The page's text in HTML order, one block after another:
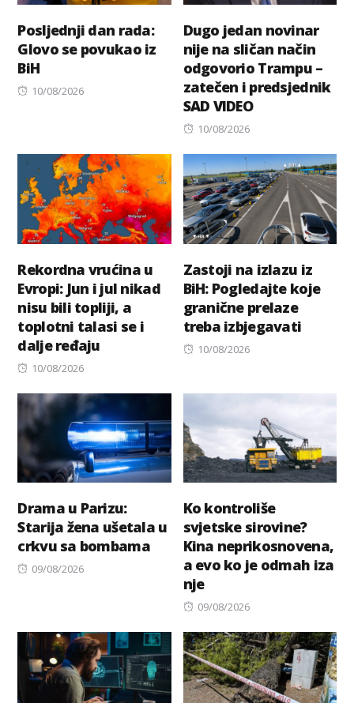
Posljednji dan rada:
Glovo se povukao iz
BiH
Posted
10/08/2026
Dugo jedan novinar
nije na sličan način
odgovorio Trampu –
zatečen i predsjednik
SAD VIDEO
Posted
10/08/2026
Rekordna vrućina u
Evropi: Jun i jul nikad
nisu bili topliji, a
toplotni talasi se i
dalje ređaju
Posted
10/08/2026
Zastoji na izlazu iz
BiH: Pogledajte koje
granične prelaze
treba izbjegavati
Posted
10/08/2026
Drama u Parizu:
Starija žena ušetala u
crkvu sa bombama
Posted
09/08/2026
Ko kontroliše
svjetske sirovine?
Kina neprikosnovena,
a evo ko je odmah iza
nje
Posted
09/08/2026